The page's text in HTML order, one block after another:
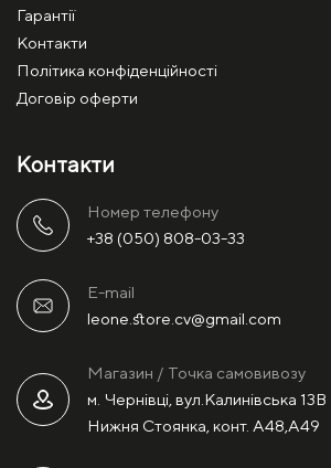
Гарантії
Контакти
Політика конфіденційності
Договір оферти
Контакти
Номер телефону
+38 (050) 808-03-33
E-mail
leone.store.cv@gmail.com
Магазин / Точка самовивозу
м. Чернівці, вул.Калинівська
Нижня Стоянка, конт. А48,А49